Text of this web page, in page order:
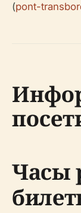
(pont-
Часы